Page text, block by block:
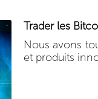
Trader les
Nous avons
et produits